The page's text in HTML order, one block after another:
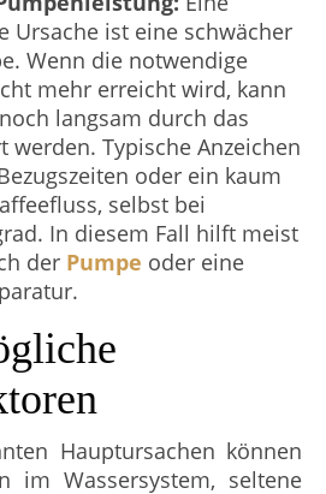
Ursache ist eine schwächer
Wenn die notwendige
mehr erreicht wird, kann
langsam durch das
werden. Typische Anzeichen
oder ein kaum
selbst bei
In diesem Fall hilft meist
der Pumpe oder eine
Hauptursachen können
im Wassersystem, seltene